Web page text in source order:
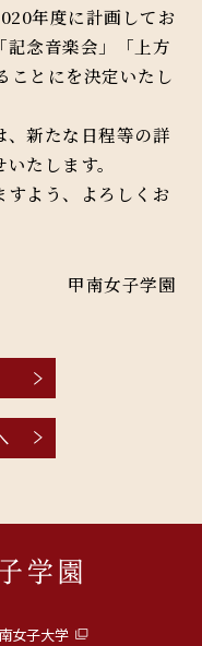
年度に計画してお
記念音楽会」「上方
ことにを決定いたし
新たな日程等の詳
たします。
よう、よろしくお
甲南女子学園
女子大学